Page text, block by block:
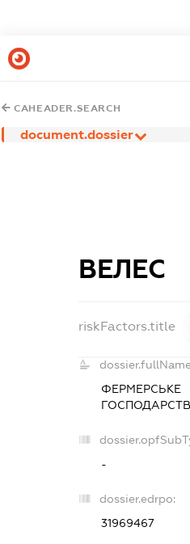
CAHEADER.SEARCH
document.dossier
ВЕЛЕС
riskFactors.title
ФЕРМЕРСЬКЕ
-
dossier.edrpo:
31969467